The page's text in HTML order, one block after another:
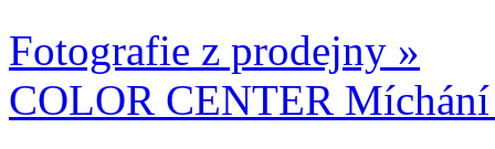
Fotografie z prodejny »
COLOR CENTER